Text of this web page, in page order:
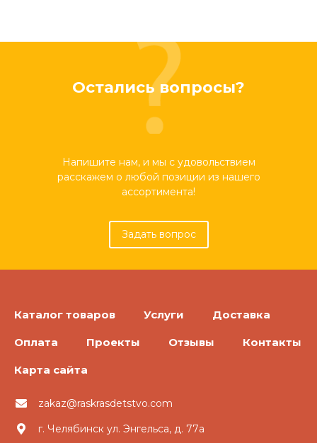
Остались вопросы?
Напишите нам, и мы с удовольствием
расскажем о любой позиции из нашего
ассортимента!
Задать вопрос
Каталог товаров Услуги Доставка
Оплата Проекты Отзывы Контакты
Карта сайта
zakaz@raskrasdetstvo.com
г. Челябинск ул. Энгельса, д. 77а